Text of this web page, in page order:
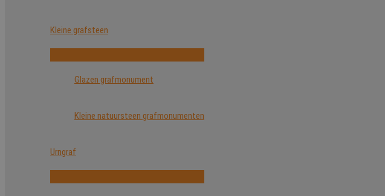
Kleine grafsteen
Glazen grafmonument
Kleine natuursteen grafmonumenten
Urngraf